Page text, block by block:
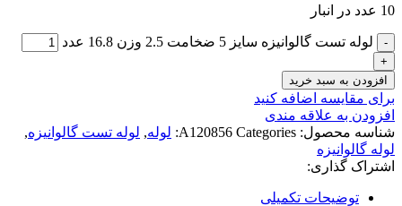
10 عدد در انبار
لوله تست گالوانیزه سایز 5 ضخامت 2.5 وزن 16.8 عدد
افزودن به سبد خرید
برای مقایسه اضافه کنید
افزودن به علاقه مندی
شناسه محصول:
A120856 Categories: لوله, لوله تست گالوانیزه,
لوله گالوانیزه
اشتراک گذاری:
توضیحات تکمیلی